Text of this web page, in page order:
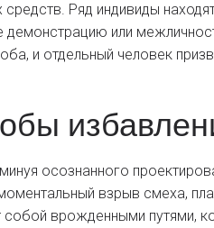
Ряд индивиды
или
и отдельный человек
осознанного
взрыв смеха,
собой врожденными путями,